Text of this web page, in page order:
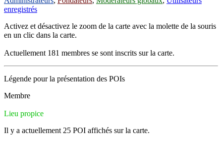
enregistrés
Activez et désactivez le zoom de la carte avec la molette de la souris
en un clic dans la carte.
Actuellement 181 membres se sont inscrits sur la carte.
Légende pour la présentation des POIs
Membre
Lieu propice
Il y a actuellement 25 POI affichés sur la carte.